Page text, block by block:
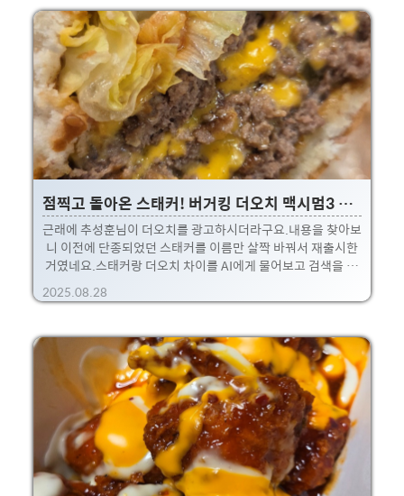
11월부터 카타르에서 FIFA 월드컵이 시작되는데, 이를 기념하
여 사커번이란걸 만들었습니다. 햄버거위에 올라가는 빵 모양
shinlucky.tistory.com 이번에는 더블과 메가 2가지로 출시
한게 특징이라면 특징!버거킹에서 원파운더 버거가 고가로 팔
리는걸보고 배가 아파서 그런가... 뭐 맥도날드도 4장짜리 라인
업이 이미 있긴했는데,페페로니 올..
점찍고 돌아온 스태커! 버거킹 더오치 맥시멈3 와 닥터페퍼에 피클넣어먹기
근래에 추성훈님이 더오치를 광고하시더라구요.내용을 찾아보
니 이전에 단종되었던 스태커를 이름만 살짝 바꿔서 재출시한
거였네요.스태커랑 더오치 차이를 AI에게 물어보고 검색을 다
해봤지만...나무위키에서 내려준 결론은 그냥 기존 스태커 네
이밍만 변경이다... 라는 사실 ㅋㅋ 컨셉도 완전 동일합니다. 버
라... 저도 정말 오랜만에 한번 먹어봤습니다. 아래는 21년도에
먹었던 기네스스태커 ㅎㅎ 버거킹 기네스와퍼x스태커! 검은빛
레전드비쥬얼, 기네스스태커이번 후기는 버거킹의 최근 신메
뉴인 기네스 스태커 후기입니다! 완전 새로운 메뉴는 아니고,
기존의 히트작인 기네스 와퍼와 최근 쇠고기 패티를 여러장 쌓
는 스태커 와퍼의 조합입니다~ ※ 8shinlucky.ti..
2025.08.28